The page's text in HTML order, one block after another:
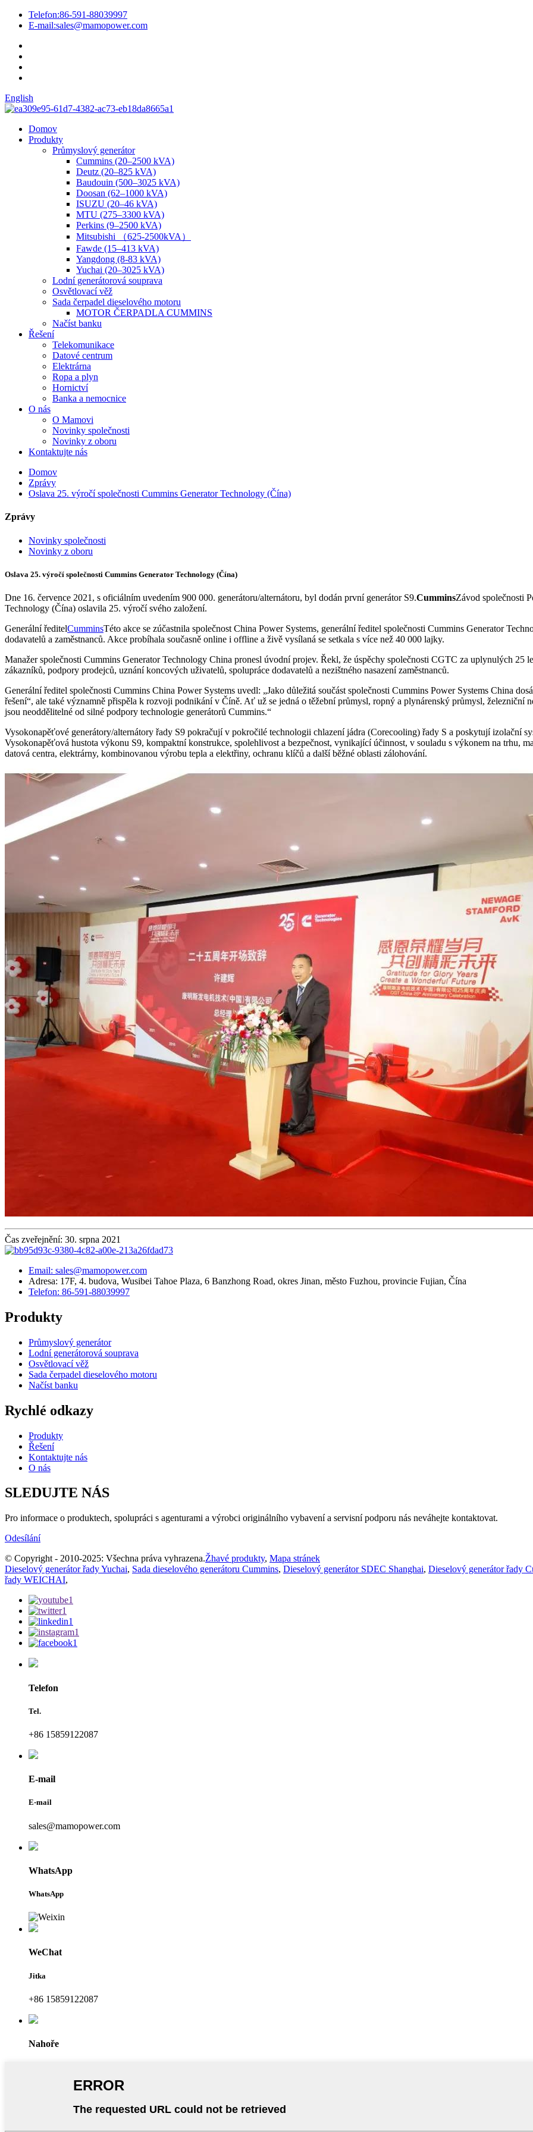
Telefon:86-591-88039997
E-mail:sales@mamopower.com
English
Domov
Produkty
Průmyslový generátor
Cummins (20–2500 kVA)
Deutz (20–825 kVA)
Baudouin (500–3025 kVA)
Doosan (62–1000 kVA)
ISUZU (20–46 kVA)
MTU (275–3300 kVA)
Perkins (9–2500 kVA)
Mitsubishi （625-2500kVA）
Fawde (15–413 kVA)
Yangdong (8-83 kVA)
Yuchai (20–3025 kVA)
Lodní generátorová souprava
Osvětlovací věž
Sada čerpadel dieselového motoru
MOTOR ČERPADLA CUMMINS
Načíst banku
Řešení
Telekomunikace
Datové centrum
Elektrárna
Ropa a plyn
Hornictví
Banka a nemocnice
O nás
O Mamovi
Novinky společnosti
Novinky z oboru
Kontaktujte nás
Domov
Zprávy
Oslava 25. výročí společnosti Cummins Generator Technology (Čína)
Zprávy
Novinky společnosti
Novinky z oboru
Oslava 25. výročí společnosti Cummins Generator Technology (Čína)
Dne 16. července 2021, s oficiálním uvedením 900 000. generátoru/alternátoru, byl dodán první generátor S9.CumminsZávod společnosti
Technology (Čína) oslavila 25. výročí svého založení.
Generální ředitelCumminsTéto akce se zúčastnila společnost China Power Systems, generální ředitel společnosti Cummins Generator
dodavatelů a zaměstnanců. Akce probíhala současně online i offline a živě vysílaná se setkala s více než 40 000 lajky.
Manažer společnosti Cummins Generator Technology China pronesl úvodní projev. Řekl, že úspěchy společnosti CGTC za uplynulých 25
zákazníků, podpory prodejců, uznání koncových uživatelů, spolupráce dodavatelů a nezištného nasazení zaměstnanců.
Generální ředitel společnosti Cummins China Power Systems uvedl: „Jako důležitá součást společnosti Cummins Power Systems China
řešení“, ale také významně přispěla k rozvoji podnikání v Číně. Ať už se jedná o těžební průmysl, ropný a plynárenský průmysl, železniční
jsou neoddělitelné od silné podpory technologie generátorů Cummins.“
Vysokonapěťové generátory/alternátory řady S9 pokračují v pokročilé technologii chlazení jádra (Corecooling) řady S a poskytují izolační
Vysokonapěťová hustota výkonu S9, kompaktní konstrukce, spolehlivost a bezpečnost, vynikající účinnost, v souladu s výkonem na trhu,
datová centra, elektrárny, kombinovanou výrobu tepla a elektřiny, ochranu klíčů a další běžné oblasti zálohování.
Čas zveřejnění: 30. srpna 2021
Email: sales@mamopower.com
Adresa: 17F, 4. budova, Wusibei Tahoe Plaza, 6 Banzhong Road, okres Jinan, město Fuzhou, provincie Fujian, Čína
Telefon: 86-591-88039997
Produkty
Průmyslový generátor
Lodní generátorová souprava
Osvětlovací věž
Sada čerpadel dieselového motoru
Načíst banku
Rychlé odkazy
Produkty
Řešení
Kontaktujte nás
O nás
SLEDUJTE NÁS
Pro informace o produktech, spolupráci s agenturami a výrobci originálního vybavení a servisní podporu nás neváhejte kontaktovat.
Odesílání
© Copyright - 2010-2025: Všechna práva vyhrazena.Žhavé produkty, Mapa stránek
Dieselový generátor řady Yuchai, Sada dieselového generátoru Cummins, Dieselový generátor SDEC Shanghai, Dieselový generátor řady
řady WEICHAI,
Telefon
Tel.
+86 15859122087
E-mail
E-mail
sales@mamopower.com
WhatsApp
WhatsApp
WeChat
Jitka
+86 15859122087
Nahoře